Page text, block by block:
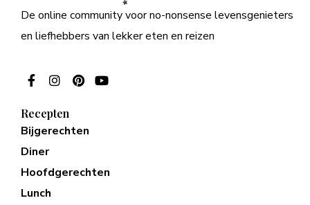
De online community voor no-nonsense levensgenieters
en liefhebbers van lekker eten en reizen
Recepten
Bijgerechten
Diner
Hoofdgerechten
Lunch